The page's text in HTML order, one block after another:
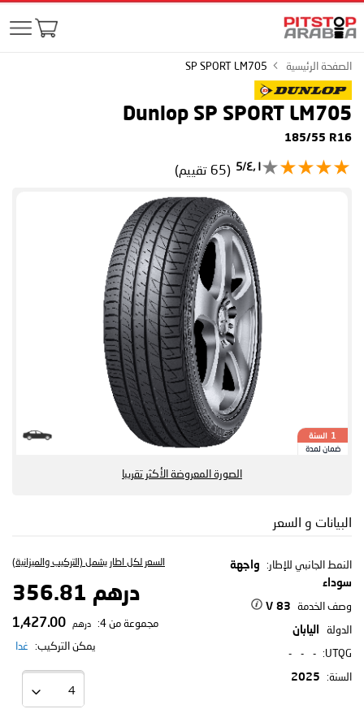
الصفحة الرئيسية SP SPORT LM705
Dunlop SP SPORT LM705
185/55 R16
٤٫١/5 (65 تقييم)
1 السنة
ضمان لمدة
الصورة المعروضة الأكثر تقريبا
البيانات و السعر
النمط الجانبي للإطار:
واجهة
سوداء
وصف الخدمة 83 V
الدولة اليابان
UTQG:
-
-
-
السنة:
2025
السعر لكل اطار يشمل (التركيب والميزانية)
درهم 356.81
مجموعة من 4: درهم
يمكن التركيب: غدا